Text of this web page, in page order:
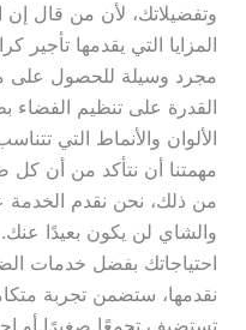
وتفضيلاتك، لأن من قال
المزايا التي يقدمها
مجرد وسيلة للحصول على
القدرة على تنظيم الفضاء
الألوان والأنماط التي
مهمتنا أن نتأكد من أن
من ذلك، نحن نقدم الخدمة
والشاي لن يكون بعيدًا عنك.
احتياجاتك بفضل خدمات
نقدمها، ستضمن تجربة